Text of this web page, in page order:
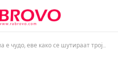
еве како се шутираат тројки! (ВИДЕО)